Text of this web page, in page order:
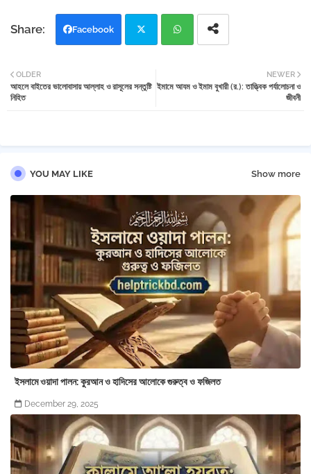
Facebook
tter atsa
NEWER
ইমামে আযম ও ইমাম বুখারী (র.): তাত্ত্বিক পর্যালোচনা ও
জীবনী
OLDER
আহলে বাইতের ভালোবাসায় আল্লাহ ও রাসূলের সন্তুষ্টি
নিহিত
YOU MAY LIKE Show more
ইসলামে ওয়াদা পালন: কুরআন ও হাদিসের আলোকে গুরুত্ব ও ফজিলত
December 29, 2025